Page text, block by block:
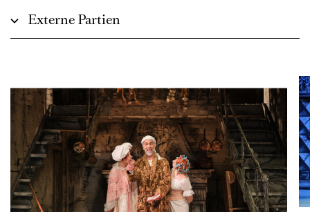
Externe Partien